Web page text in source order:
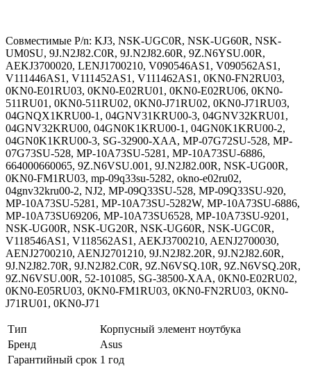
Совместимые P/n: KJ3, NSK-UGC0R, NSK-UG60R, NSK-
UM0SU, 9J.N2J82.C0R, 9J.N2J82.60R, 9Z.N6YSU.00R,
AEKJ3700020, LENJ1700210, V090546AS1, V090562AS1,
V111446AS1, V111452AS1, V111462AS1, 0KN0-FN2RU03,
0KN0-E01RU03, 0KN0-E02RU01, 0KN0-E02RU06, 0KN0-
511RU01, 0KN0-511RU02, 0KN0-J71RU02, 0KN0-J71RU03,
04GNQX1KRU00-1, 04GNV31KRU00-3, 04GNV32KRU01,
04GNV32KRU00, 04GN0K1KRU00-1, 04GN0K1KRU00-2,
04GN0K1KRU00-3, SG-32900-XAA, MP-07G72SU-528, MP-
07G73SU-528, MP-10A73SU-5281, MP-10A73SU-6886,
664000660065, 9Z.N6VSU.001, 9J.N2J82.00R, NSK-UG00R,
0KN0-FM1RU03, mp-09q33su-5282, okno-e02ru02,
04gnv32kru00-2, NJ2, MP-09Q33SU-528, MP-09Q33SU-920,
MP-10A73SU-5281, MP-10A73SU-5282W, MP-10A73SU-6886,
MP-10A73SU69206, MP-10A73SU6528, MP-10A73SU-9201,
NSK-UG00R, NSK-UG20R, NSK-UG60R, NSK-UGC0R,
V118546AS1, V118562AS1, AEKJ3700210, AENJ2700030,
AENJ2700210, AENJ2701210, 9J.N2J82.20R, 9J.N2J82.60R,
9J.N2J82.70R, 9J.N2J82.C0R, 9Z.N6VSQ.10R, 9Z.N6VSQ.20R,
9Z.N6VSU.00R, 52-101085, SG-38500-XAA, 0KN0-E02RU02,
0KN0-E05RU03, 0KN0-FM1RU03, 0KN0-FN2RU03, 0KN0-
J71RU01, 0KN0-J71
Тип
Корпусный элемент ноутбука
Бренд
Asus
Гарантийный срок 1 год